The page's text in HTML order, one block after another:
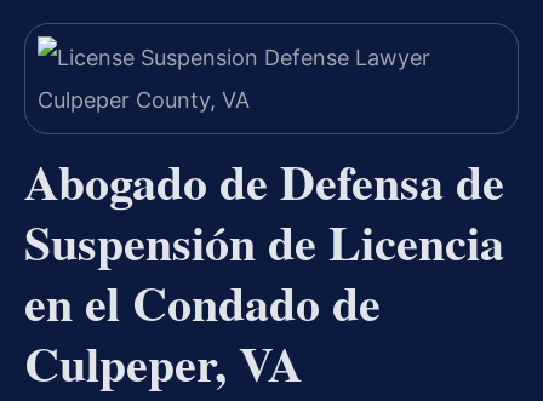
Abogado de Defensa de
Suspensión de Licencia
en el Condado de
Culpeper, VA